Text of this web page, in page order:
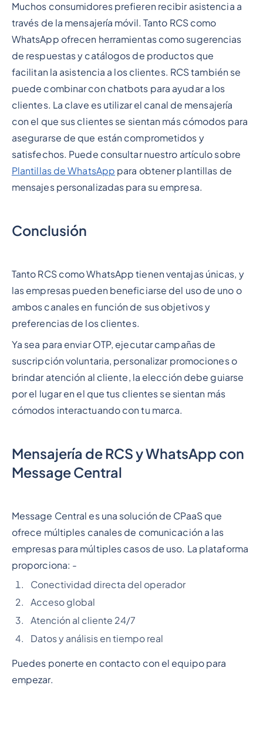
Muchos consumidores prefieren recibir asistencia a
través de la mensajería móvil. Tanto RCS como
WhatsApp ofrecen herramientas como sugerencias
de respuestas y catálogos de productos que
facilitan la asistencia a los clientes. RCS también se
puede combinar con chatbots para ayudar a los
clientes. La clave es utilizar el canal de mensajería
con el que sus clientes se sientan más cómodos para
asegurarse de que están comprometidos y
satisfechos. Puede consultar nuestro artículo sobre
Plantillas de WhatsApp para obtener plantillas de
mensajes personalizadas para su empresa.
Conclusión
Tanto RCS como WhatsApp tienen ventajas únicas, y
las empresas pueden beneficiarse del uso de uno o
ambos canales en función de sus objetivos y
preferencias de los clientes.
Ya sea para enviar OTP, ejecutar campañas de
suscripción voluntaria, personalizar promociones o
brindar atención al cliente, la elección debe guiarse
por el lugar en el que tus clientes se sientan más
cómodos interactuando con tu marca.
Mensajería de RCS y WhatsApp con
Message Central
Message Central es una solución de CPaaS que
ofrece múltiples canales de comunicación a las
empresas para múltiples casos de uso. La plataforma
proporciona: -
Conectividad directa del operador
Acceso global
Atención al cliente 24/7
Datos y análisis en tiempo real
Puedes ponerte en contacto con el equipo para
empezar.